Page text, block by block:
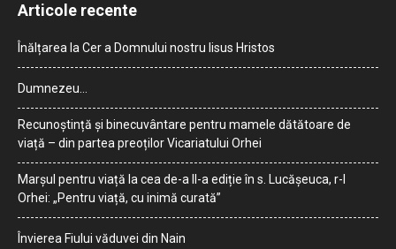
Articole recente
Înălțarea la Cer a Domnului nostru Iisus Hristos
Dumnezeu…
Recunoștință și binecuvântare pentru mamele dătătoare de
viață – din partea preoților Vicariatului Orhei
Marșul pentru viață la cea de-a II-a ediție în s. Lucășeuca, r-l
Orhei: „Pentru viață, cu inimă curată”
Învierea Fiului văduvei din Nain